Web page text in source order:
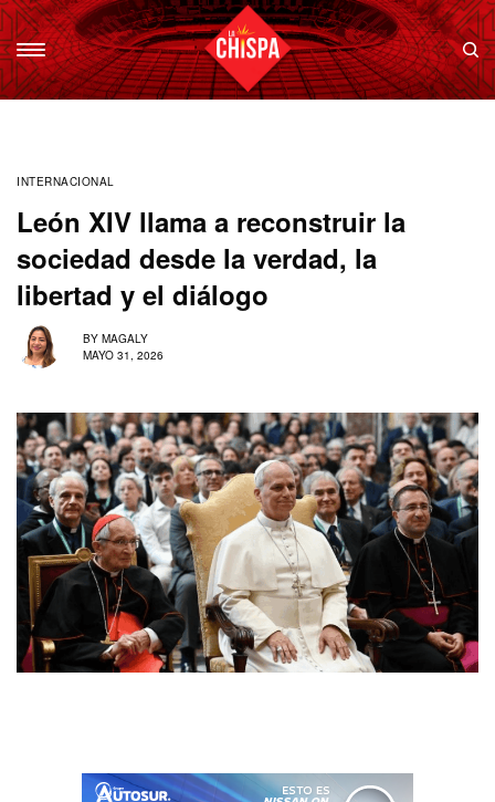
INTERNACIONAL
León XIV llama a reconstruir la
sociedad desde la verdad, la
libertad y el diálogo
BY MAGALY
MAYO 31, 2026